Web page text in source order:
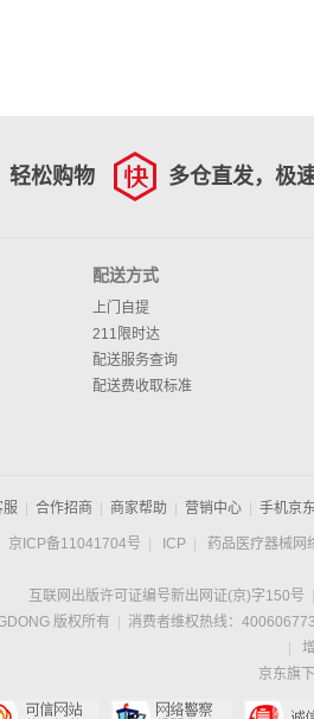
轻松购物 多仓直发，极
配送方式
上门自提
211限时达
配送服务查询
配送费收取标准
服 合作招商 商家帮助 营销中心 手机京
京ICP备11041704号 ICP 药品医疗器械网
互联网出版许可证编号新出网证(京)字150号
版权所有
消费者维权热线：
京东旗